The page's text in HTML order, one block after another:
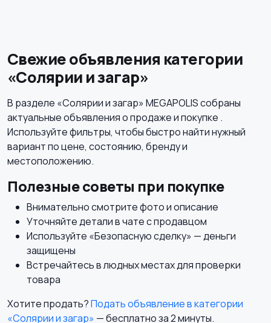
Свежие объявления категории
«Солярии и загар»
В разделе «Солярии и загар» MEGAPOLIS собраны
актуальные объявления о продаже и покупке .
Используйте фильтры, чтобы быстро найти нужный
вариант по цене, состоянию, бренду и
местоположению.
Полезные советы при покупке
Внимательно смотрите фото и описание
Уточняйте детали в чате с продавцом
Используйте «Безопасную сделку» — деньги
защищены
Встречайтесь в людных местах для проверки
товара
Хотите продать?Подать объявление в категории
«Солярии и загар» — бесплатно за 2 минуты.